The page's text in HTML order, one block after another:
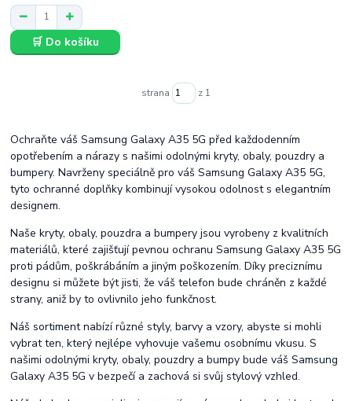
🛒 Do košíku
strana z 1
Ochraňte váš Samsung Galaxy A35 5G před každodenním
opotřebením a nárazy s našimi odolnými kryty, obaly, pouzdry a
bumpery. Navrženy speciálně pro váš Samsung Galaxy A35 5G,
tyto ochranné doplňky kombinují vysokou odolnost s elegantním
designem.
Naše kryty, obaly, pouzdra a bumpery jsou vyrobeny z kvalitních
materiálů, které zajišťují pevnou ochranu Samsung Galaxy A35 5G
proti pádům, poškrábáním a jiným poškozením. Díky preciznímu
designu si můžete být jisti, že váš telefon bude chráněn z každé
strany, aniž by to ovlivnilo jeho funkčnost.
Náš sortiment nabízí různé styly, barvy a vzory, abyste si mohli
vybrat ten, který nejlépe vyhovuje vašemu osobnímu vkusu. S
našimi odolnými kryty, obaly, pouzdry a bumpy bude váš Samsung
Galaxy A35 5G v bezpečí a zachová si svůj stylový vzhled.